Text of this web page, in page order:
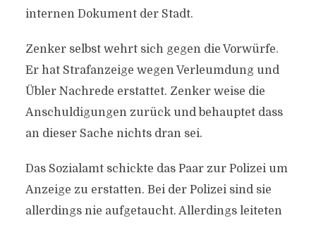
internen Dokument der Stadt.
Zenker selbst wehrt sich gegen die Vorwürfe.
Er hat Strafanzeige wegen Verleumdung und
Übler Nachrede erstattet. Zenker weise die
Anschuldigungen zurück und behauptet dass
an dieser Sache nichts dran sei.
Das Sozialamt schickte das Paar zur Polizei um
Anzeige zu erstatten. Bei der Polizei sind sie
allerdings nie aufgetaucht. Allerdings leiteten